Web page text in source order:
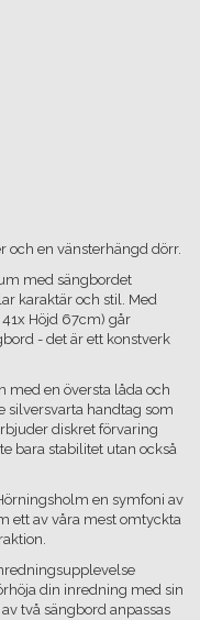
och en vänsterhängd dörr.
med sängbordet
karaktär och stil. Med
Höjd 67cm) går
- det är ett konstverk
med en översta låda och
silversvarta handtag som
diskret förvaring
bara stabilitet utan också
en symfoni av
ett av våra mest omtyckta
din inredning med sin
två sängbord anpassas